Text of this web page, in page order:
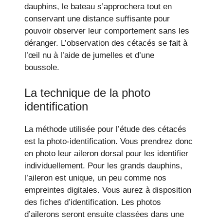
dauphins, le bateau s’approchera tout en
conservant une distance suffisante pour
pouvoir observer leur comportement sans les
déranger. L’observation des cétacés se fait à
l’œil nu à l’aide de jumelles et d’une
boussole.
La technique de la photo
identification
La méthode utilisée pour l’étude des cétacés
est la photo-identification. Vous prendrez donc
en photo leur aileron dorsal pour les identifier
individuellement. Pour les grands dauphins,
l’aileron est unique, un peu comme nos
empreintes digitales. Vous aurez à disposition
des fiches d’identification. Les photos
d’ailerons seront ensuite classées dans une